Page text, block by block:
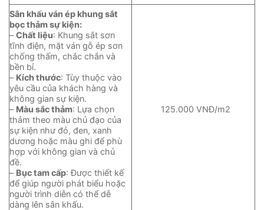
Sân khấu ván ép khung sắt
bọc thảm sự kiện:
–Chất liệu: Khung sắt sơn
tĩnh điện, mặt ván gỗ ép sơn
chống thấm, chắc chắn và
bền bỉ.
– Kích thước: Tùy thuộc vào
yêu cầu của khách hàng và
không gian sự kiện.
– Màu sắc thảm: Lựa chọn
thảm theo màu chủ đạo của
sự kiện như đỏ, đen, xanh
dương hoặc màu ghi để phù
hợp với không gian và chủ
đề.
– Bục tam cấp: Được thiết kế
để giúp người phát biểu hoặc
người trình diễn có thể dễ
dàng lên sân khấu.
125.000 VNĐ/m2